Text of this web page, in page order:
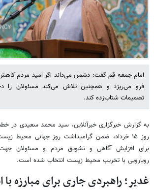
امام جمعه قم گفت: دشمن می‌داند اگر امید مردم
فرو می‌ریزد و همچنین تلاش می‌کند مسئولان را
تصمیمات شتاب‌زده کند.
به گزارش خبرگزاری خبرآنلاین، سید محمد سعیدی در
روز ۱۵ خرداد، ضمن گرامیداشت روز جهانی محیط
برای افزایش آگاهی و تشویق مردم و مسئولان جهت
رویارویی با تخریب محیط زیست انتخاب شده است.
غدیر؛ راهبردی جاری برای مبارزه با